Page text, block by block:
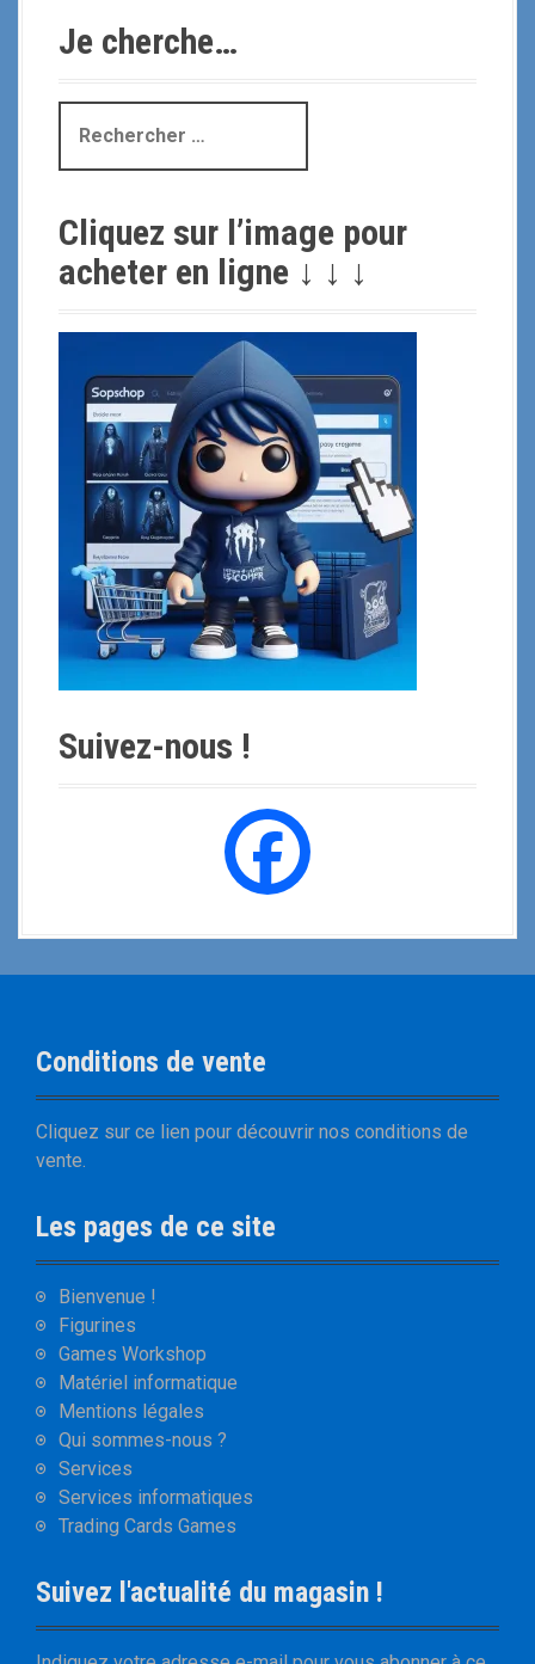
Je cherche…
c
e
c
Cliquez sur l’image pour
acheter en ligne ↓ ↓ ↓
Suivez-nous !
Conditions de vente
Cliquez sur ce lien pour découvrir nos conditions de
vente.
Les pages de ce site
Bienvenue !
Figurines
Games Workshop
Matériel informatique
Mentions légales
Qui sommes-nous ?
Services
Services informatiques
Trading Cards Games
Suivez l'actualité du magasin !